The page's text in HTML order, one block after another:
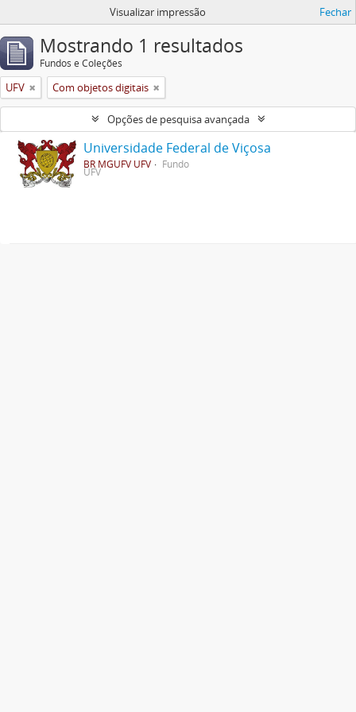
Visualizar impressão Fechar
Mostrando 1 resultados
Fundos e Coleções
UFV Com objetos digitais
Opções de pesquisa avançada
Universidade Federal de Viçosa
BR MGUFV UFV Fundo
UFV